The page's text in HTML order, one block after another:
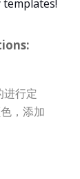
进行定
，添加